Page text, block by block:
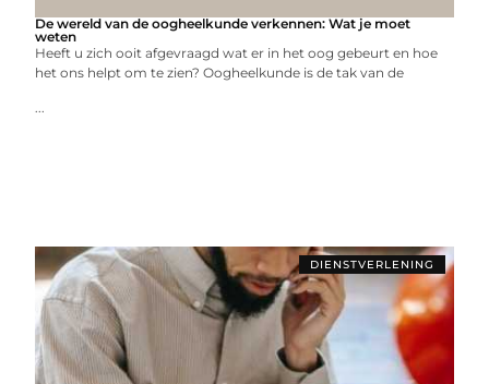
De wereld van de oogheelkunde verkennen: Wat je moet
weten
Heeft u zich ooit afgevraagd wat er in het oog gebeurt en hoe
het ons helpt om te zien? Oogheelkunde is de tak van de
...
DIENSTVERLENING